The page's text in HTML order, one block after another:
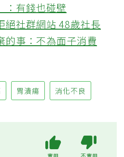
：有錢也碰壁
絕社群網站 48歲社長
的事：不為面子消費
胃潰瘍 消化不良